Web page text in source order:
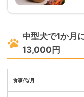
中型犬で1か月
13,000円
食事代/月